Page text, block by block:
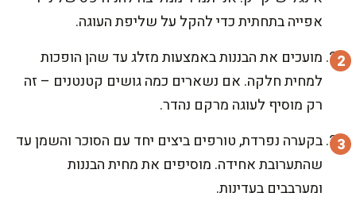
אפייה בתחתית כדי להקל על שליפת העוגה.
מועכים את הבננות באמצעות מזלג עד שהן הופכות
למחית חלקה. אם נשארים כמה גושים קטנטנים – זה
רק מוסיף לעוגה מרקם נהדר.
בקערה נפרדת, טורפים ביצים יחד עם הסוכר והשמן עד
שהתערובת אחידה. מוסיפים את מחית הבננות
ומערבבים בעדינות.